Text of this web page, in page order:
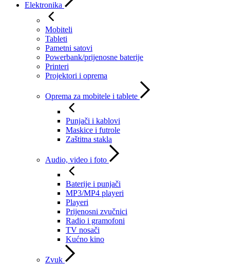
Elektronika
Mobiteli
Tableti
Pametni satovi
Powerbank/prijenosne baterije
Printeri
Projektori i oprema
Oprema za mobitele i tablete
Punjači i kablovi
Maskice i futrole
Zaštitna stakla
Audio, video i foto
Baterije i punjači
MP3/MP4 playeri
Playeri
Prijenosni zvučnici
Radio i gramofoni
TV nosači
Kućno kino
Zvuk